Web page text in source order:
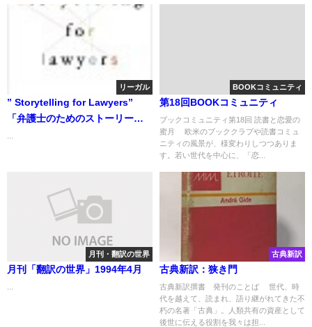
リーガル
” Storytelling for Lawyers”
「弁護士のためのストーリー・
BOOKコミュニティ
第18回BOOKコミュニティ
ブックコミュニティ第18回 読書と恋愛の
蜜月 欧米のブッククラブや読書コミュ
ニティの風景が、様変わりしつつありま
す。若い世代を中心に、「恋...
月刊・翻訳の世界
月刊「翻訳の世界」1994年4月
古典新訳
古典新訳：狭き門
古典新訳撰書 発刊のことば 世代、時
代を越えて、読まれ、語り継がれてきた不
朽の名著「古典」。人類共有の資産として
後世に伝える役割を我々は担...